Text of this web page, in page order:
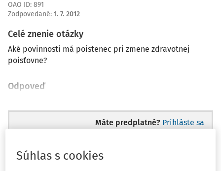
OAO ID: 891
Zodpovedané: 1. 7. 2012
Celé znenie otázky
Aké povinnosti má poistenec pri zmene zdravotnej
poisťovne?
Odpoveď
Máte predplatné? Prihláste sa
Súhlas s cookies